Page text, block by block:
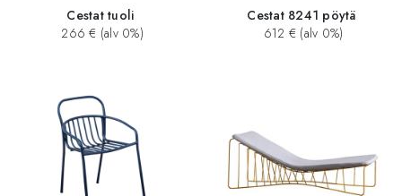
Cestat tuoli
266 € (alv 0%)
Cestat 8241 pöytä
612 € (alv 0%)